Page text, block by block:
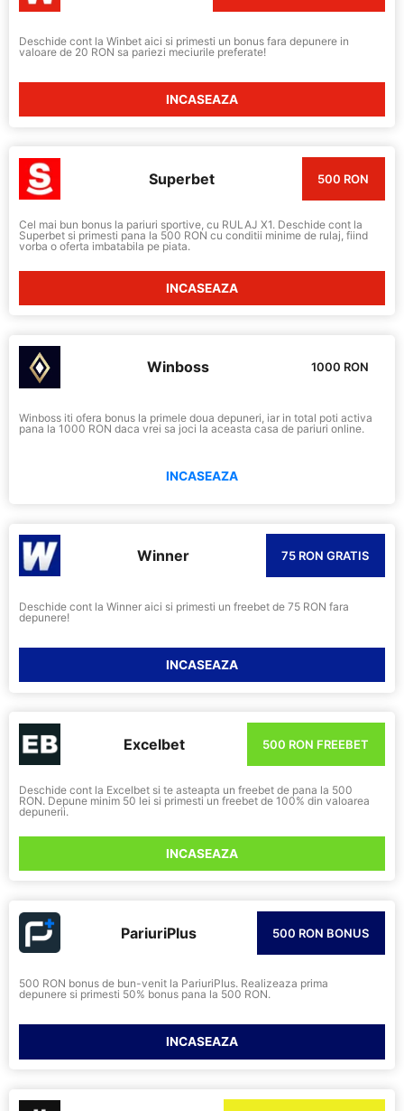
Deschide cont la Winbet aici si primesti un bonus fara depunere in
valoare de 20 RON sa pariezi meciurile preferate!
INCASEAZA
Superbet 500 RON
Cel mai bun bonus la pariuri sportive, cu RULAJ X1. Deschide cont la
Superbet si primesti pana la 500 RON cu conditii minime de rulaj, fiind
vorba o oferta imbatabila pe piata.
INCASEAZA
Winboss 1000 RON
Winboss iti ofera bonus la primele doua depuneri, iar in total poti activa
pana la 1000 RON daca vrei sa joci la aceasta casa de pariuri online.
INCASEAZA
Winner 75 RON GRATIS
Deschide cont la Winner aici si primesti un freebet de 75 RON fara
depunere!
INCASEAZA
Excelbet 500 RON FREEBET
Deschide cont la Excelbet si te asteapta un freebet de pana la 500
RON. Depune minim 50 lei si primesti un freebet de 100% din valoarea
depunerii.
INCASEAZA
PariuriPlus 500 RON BONUS
500 RON bonus de bun-venit la PariuriPlus. Realizeaza prima
depunere si primesti 50% bonus pana la 500 RON.
INCASEAZA